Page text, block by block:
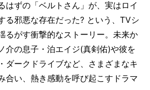
はずの「ベルトさん」が、実はロイ
る邪悪な存在だった? という、TVシ
るがす衝撃的なストーリー。未来か
介の息子・泊エイジ(真剣佑)や彼を
ダークドライブなど、さまざまなキ
合い、熱き感動を呼び起こすドラマ